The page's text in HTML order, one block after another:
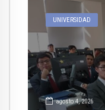
UNIVERSIDAD
agosto 4, 2026